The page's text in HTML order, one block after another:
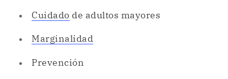
Cuidado de adultos mayores
Marginalidad
Prevención